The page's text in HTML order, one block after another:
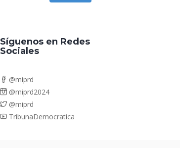
Síguenos en Redes
Sociales
@miprd
@miprd2024
@miprd
TribunaDemocratica